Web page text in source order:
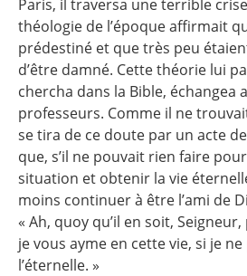
Paris, il traversa une terrible crise
théologie de l’époque affirmait
prédestiné et que très peu
d’être damné. Cette théorie lui
chercha dans la Bible, échangea
professeurs. Comme il ne
se tira de ce doute par un acte
que, s’il ne pouvait rien faire
situation et obtenir la vie
moins continuer à être l’ami de
« Ah, quoy qu’il en soit,
je vous ayme en cette vie, si je
l’éternelle. »